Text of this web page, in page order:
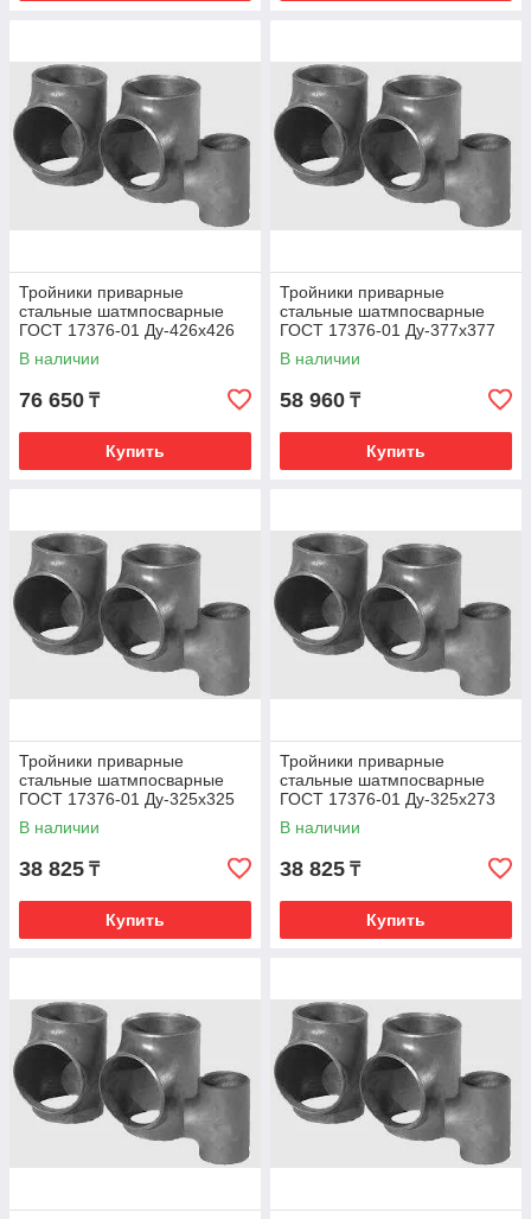
Тройники приварные
стальные шатмпосварные
ГОСТ 17376-01 Ду-426х426
В наличии
76 650 ₸
Купить
Тройники приварные
стальные шатмпосварные
ГОСТ 17376-01 Ду-377х377
В наличии
58 960 ₸
Купить
Тройники приварные
стальные шатмпосварные
ГОСТ 17376-01 Ду-325х325
В наличии
38 825 ₸
Купить
Тройники приварные
стальные шатмпосварные
ГОСТ 17376-01 Ду-325х273
В наличии
38 825 ₸
Купить